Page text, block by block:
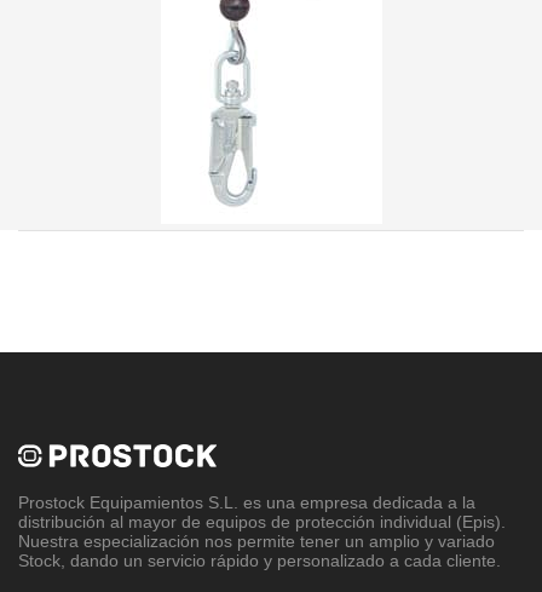
Prostock Equipamientos S.L
. es una empresa dedicada a la
distribución al mayor de equipos de protección individual (Epis).
Nuestra especialización nos permite tener un amplio y variado
Stock, dando un servicio rápido y personalizado a cada cliente.